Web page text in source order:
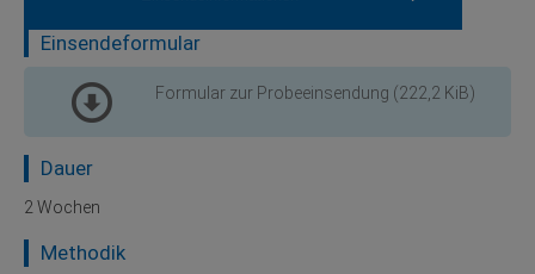
Einsendeformular
Formular zur Probeeinsendung (222,2 KiB)
Dauer
2 Wochen
Methodik